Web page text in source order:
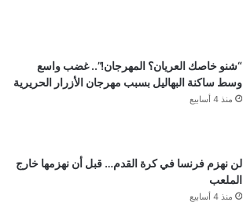
“شنو خاصك العريان؟ المهرجان!”.. غضب واسع
وسط ساكنة البهاليل بسبب مهرجان الأزرار الحريرية
منذ 4 أسابيع
لن نهزم فرنسا في كرة القدم… قبل أن نهزمها خارج
الملعب
منذ 4 أسابيع